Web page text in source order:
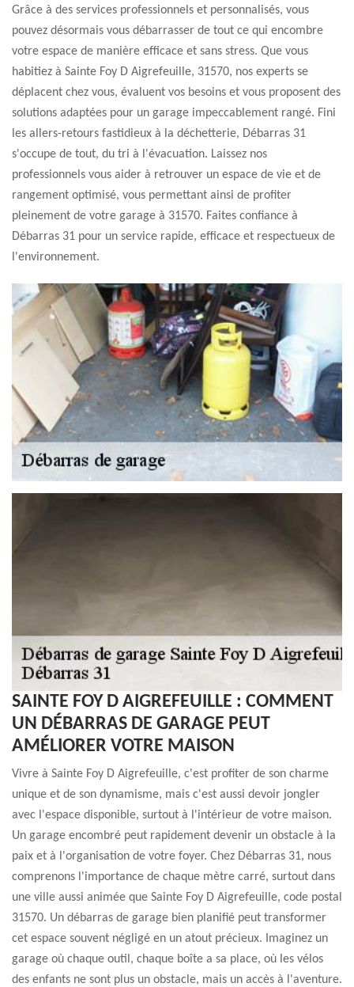
Grâce à des services professionnels et personnalisés, vous
pouvez désormais vous débarrasser de tout ce qui encombre
votre espace de manière efficace et sans stress. Que vous
habitiez à Sainte Foy D Aigrefeuille, 31570, nos experts se
déplacent chez vous, évaluent vos besoins et vous proposent des
solutions adaptées pour un garage impeccablement rangé. Fini
les allers-retours fastidieux à la déchetterie, Débarras 31
s'occupe de tout, du tri à l'évacuation. Laissez nos
professionnels vous aider à retrouver un espace de vie et de
rangement optimisé, vous permettant ainsi de profiter
pleinement de votre garage à 31570. Faites confiance à
Débarras 31 pour un service rapide, efficace et respectueux de
l'environnement.
SAINTE FOY D AIGREFEUILLE : COMMENT
UN DÉBARRAS DE GARAGE PEUT
AMÉLIORER VOTRE MAISON
Vivre à Sainte Foy D Aigrefeuille, c'est profiter de son charme
unique et de son dynamisme, mais c'est aussi devoir jongler
avec l'espace disponible, surtout à l'intérieur de votre maison.
Un garage encombré peut rapidement devenir un obstacle à la
paix et à l'organisation de votre foyer. Chez Débarras 31, nous
comprenons l'importance de chaque mètre carré, surtout dans
une ville aussi animée que Sainte Foy D Aigrefeuille, code postal
31570. Un débarras de garage bien planifié peut transformer
cet espace souvent négligé en un atout précieux. Imaginez un
garage où chaque outil, chaque boîte a sa place, où les vélos
des enfants ne sont plus un obstacle, mais un accès à l'aventure.